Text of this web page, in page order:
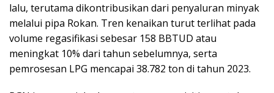
lalu, terutama dikontribusikan dari penyaluran minyak
melalui pipa Rokan. Tren kenaikan turut terlihat pada
volume regasifikasi sebesar 158 BBTUD atau
meningkat 10% dari tahun sebelumnya, serta
pemrosesan LPG mencapai 38.782 ton di tahun 2023.